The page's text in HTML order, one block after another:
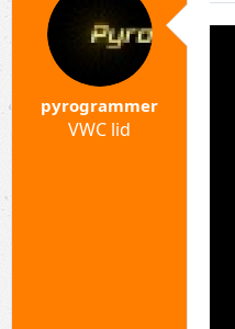
pyrogrammer
VWC lid